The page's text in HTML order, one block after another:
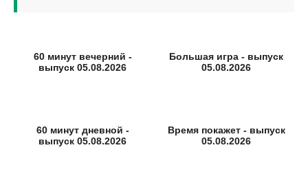
60 минут вечерний -
выпуск 05.08.2026
Большая игра - выпуск
05.08.2026
60 минут дневной -
выпуск 05.08.2026
Время покажет - выпуск
05.08.2026